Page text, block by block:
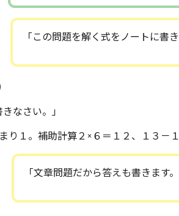
「この問題を解く式をノートに書き
なさい。」
り１。補助計算２×６＝１２、１３－
「文章問題だから答えも書きます。